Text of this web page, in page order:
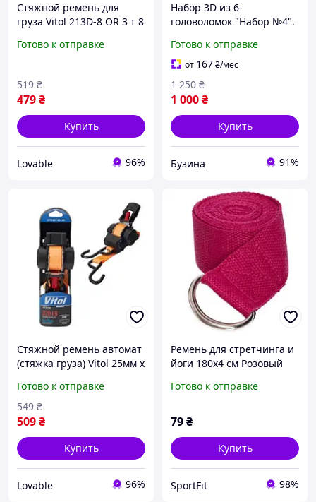
Стяжной ремень для
груза Vitol 213D-8 OR 3 т 8
механизмом (трещоткой),
Готово к отправке
479₴
519 ₴
Купить
Lovable 96%
Набор 3D из 6-
головоломок "Набор №4".
Размеры элементов 5.7-
10 см. 260х90х180 мм.
0.850 кг. buzyna
Готово к отправке
от 167₴/мес
1 000₴
1 250 ₴
Купить
Бузина 91%
Стяжной ремень автомат
(стяжка груза) Vitol 25мм х
багажа Оранжевый
Готово к отправке
509₴
549 ₴
Купить
Lovable 96%
Ремень для стретчинга и
йоги 180х4 см Розовый
Готово к отправке
79₴
Купить
SportFit 98%